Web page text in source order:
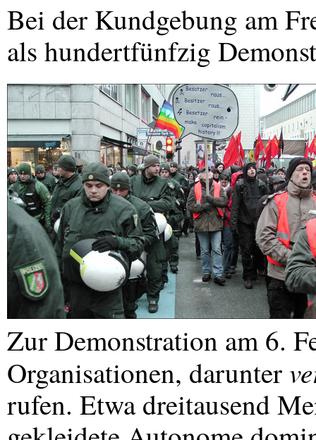
Bei der Kundgebung am
als hundertfünfzig
Zur Demonstration am 6.
Organisationen, darunter
rufen. Etwa dreitausend